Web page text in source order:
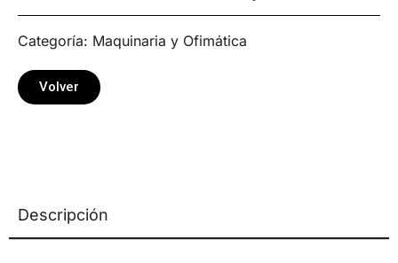
Categoría: Maquinaria y Ofimática
Volver
Descripción